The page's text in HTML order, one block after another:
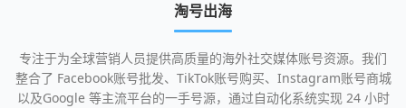
淘号出海
专注于为全球营销人员提供高质量的海外社交媒体账号资源。我们
整合了 Facebook账号批发、TikTok账号购买、Instagram账号商城
以及Google 等主流平台的一手号源，通过自动化系统实现 24 小时